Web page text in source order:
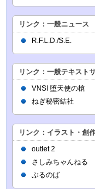
リンク：一般ニュース
R.F.L.D./S.E.
リンク：一般テキスト
VNSI 堕天使の槍
ねぎ秘密結社
リンク：イラスト・創
outlet 2
さしみちゃんねる
ぶるのば